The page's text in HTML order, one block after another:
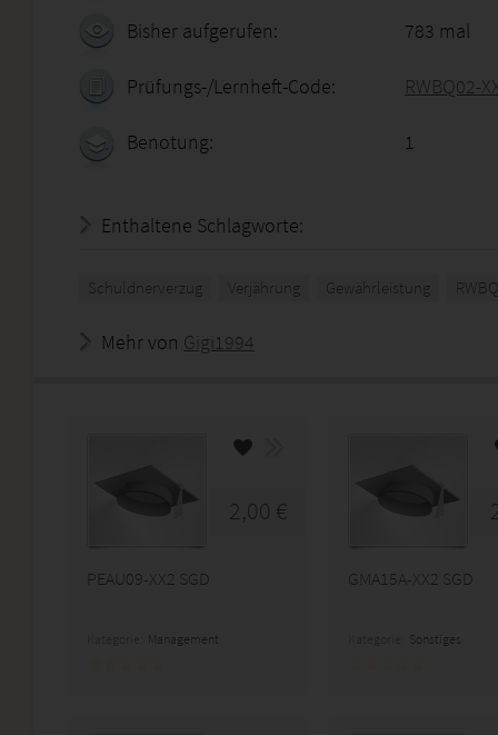
Bisher aufgerufen: 783 mal
Prüfungs-/Lernheft-Code: RWBQ02-
Benotung: 1
Enthaltene Schlagworte:
Schuldnerverzug Verjährung Gewährleistung
Mehr von Gigi1994
2,00 €
PEAU09-XX2 SGD
Management
GMA15A-XX2 SGD
Sonstiges